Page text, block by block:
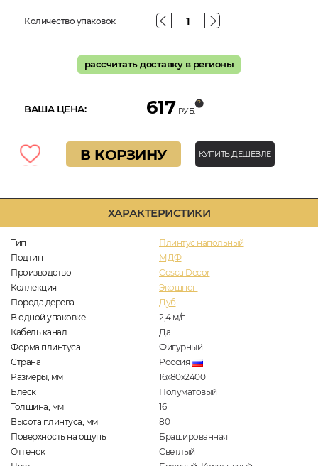
ХАРАКТЕРИСТИКИ
Тип
Плинтус напольный
Подтип
МДФ
Производство
Cosca Decor
Коллекция
Экошпон
Порода дерева
Дуб
В одной упаковке
2,4 м/п
Кабель канал
Да
Форма плинтуса
Фигурный
Страна
Россия
Размеры, мм
16х80х2400
Блеск
Полуматовый
Толщина, мм
16
Высота плинтуса, мм
80
Поверхность на ощупь
Брашированная
Оттенок
Светлый
Количество упаковок
рассчитать доставку в регионы
ВАША ЦЕНА: 617 РУБ.
В КОРЗИНУ КУПИТЬ ДЕШЕВЛЕ